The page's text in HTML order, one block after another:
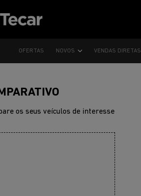
OFERTAS NOVOS VENDAS DIRETAS
os seus veículos de interesse